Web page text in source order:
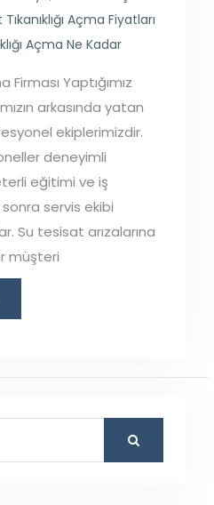
Açma Fiyatları
Açma Ne Kadar
Firması Yaptığımız
arkasında yatan
ekiplerimizdir.
deneyimli
eğitimi ve iş
servis ekibi
Su tesisat arızalarına
müşteri